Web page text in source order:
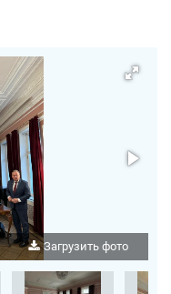
Загрузить фото